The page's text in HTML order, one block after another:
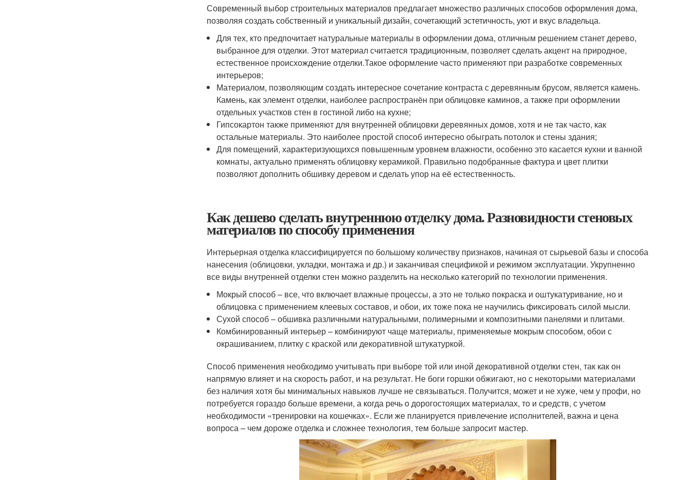
Современный выбор строительных материалов предлагает множество различных способов оформления дома,
позволяя создать собственный и уникальный дизайн, сочетающий эстетичность, уют и вкус владельца.
Для тех, кто предпочитает натуральные материалы в оформлении дома, отличным решением станет дерево,
выбранное для отделки. Этот материал считается традиционным, позволяет сделать акцент на природное,
естественное происхождение отделки.Такое оформление часто применяют при разработке современных
интерьеров;
Материалом, позволяющим создать интересное сочетание контраста с деревянным брусом, является камень.
Камень, как элемент отделки, наиболее распространён при облицовке каминов, а также при оформлении
отдельных участков стен в гостиной либо на кухне;
Гипсокартон также применяют для внутренней облицовки деревянных домов, хотя и не так часто, как
остальные материалы. Это наиболее простой способ интересно обыграть потолок и стены здания;
Для помещений, характеризующихся повышенным уровнем влажности, особенно это касается кухни и ванной
комнаты, актуально применять облицовку керамикой. Правильно подобранные фактура и цвет плитки
позволяют дополнить обшивку деревом и сделать упор на её естественность.
Как дешево сделать внутреннюю отделку дома. Разновидности стеновых
материалов по способу применения
Интерьерная отделка классифицируется по большому количеству признаков, начиная от сырьевой базы и способа
нанесения (облицовки, укладки, монтажа и др.) и заканчивая спецификой и режимом эксплуатации. Укрупненно
все виды внутренней отделки стен можно разделить на несколько категорий по технологии применения.
Мокрый способ – все, что включает влажные процессы, а это не только покраска и оштукатуривание, но и
облицовка с применением клеевых составов, и обои, их тоже пока не научились фиксировать силой мысли.
Сухой способ – обшивка различными натуральными, полимерными и композитными панелями и плитами.
Комбинированный интерьер – комбинируют чаще материалы, применяемые мокрым способом, обои с
окрашиванием, плитку с краской или декоративной штукатуркой.
Способ применения необходимо учитывать при выборе той или иной декоративной отделки стен, так как он
напрямую влияет и на скорость работ, и на результат. Не боги горшки обжигают, но с некоторыми материалами
без наличия хотя бы минимальных навыков лучше не связываться. Получится, может и не хуже, чем у профи, но
потребуется гораздо больше времени, а когда речь о дорогостоящих материалах, то и средств, с учетом
необходимости «тренировки на кошечках». Если же планируется привлечение исполнителей, важна и цена
вопроса – чем дороже отделка и сложнее технология, тем больше запросит мастер.